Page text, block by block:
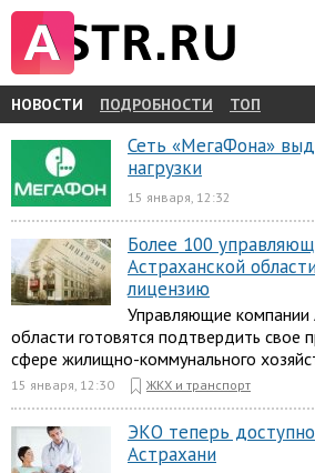
НОВОСТИ ПОДРОБНОСТИ ТОП
Сеть «МегаФона»
нагрузки
15 января, 12:32
Более 100
Астраханской
лицензию
Управляющие компании
области готовятся подтвердить свое
сфере жилищно-коммунального
15 января, 12:30 ЖКХ и транспорт
ЭКО теперь
Астрахани